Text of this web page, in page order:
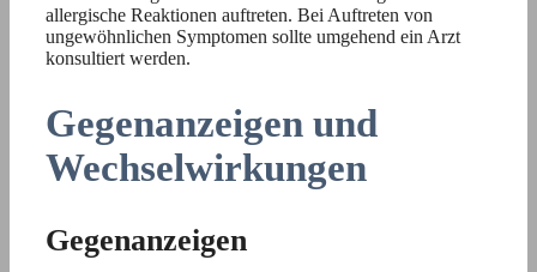
allergische Reaktionen auftreten. Bei Auftreten von
ungewöhnlichen Symptomen sollte umgehend ein Arzt
konsultiert werden.
Gegenanzeigen und
Wechselwirkungen
Gegenanzeigen